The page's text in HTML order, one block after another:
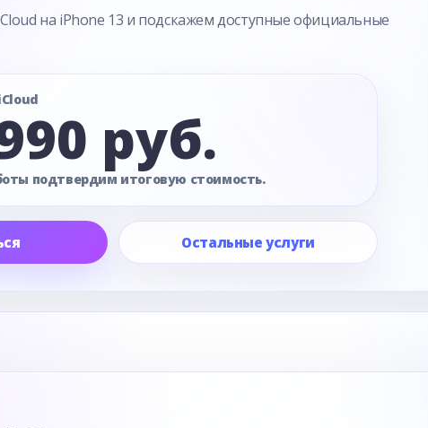
на iPhone 13 и подскажем доступные официальные
руб.
подтвердим итоговую стоимость.
Остальные услуги